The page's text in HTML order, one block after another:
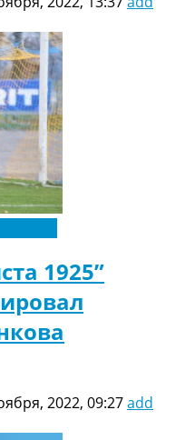
1925”
2022, 09:27add